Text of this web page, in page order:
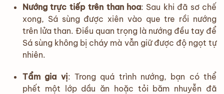
Nướng trực tiếp trên than hoa: Sau khi đã sơ chế
xong, Sá sùng được xiên vào que tre rồi nướng
trên lửa than. Điều quan trọng là nướng đều tay để
Sá sùng không bị cháy mà vẫn giữ được độ ngọt tự
nhiên.
Tẩm gia vị: Trong quá trình nướng, bạn có thể
phết một lớp dầu ăn hoặc tỏi băm nhuyễn đã